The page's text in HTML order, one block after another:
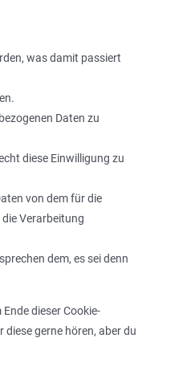
was damit passiert
Daten zu
diese Einwilligung zu
von dem für die
Verarbeitung
dem, es sei denn
dieser Cookie-
gerne hören, aber du